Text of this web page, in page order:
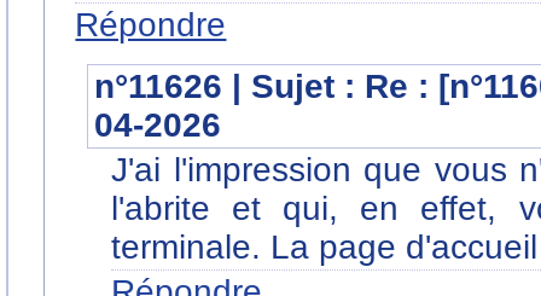
Répondre
n°11626 | Sujet : Re :
04-2026
J'ai l'impression que vous
l'abrite et qui, en effet,
terminale. La page